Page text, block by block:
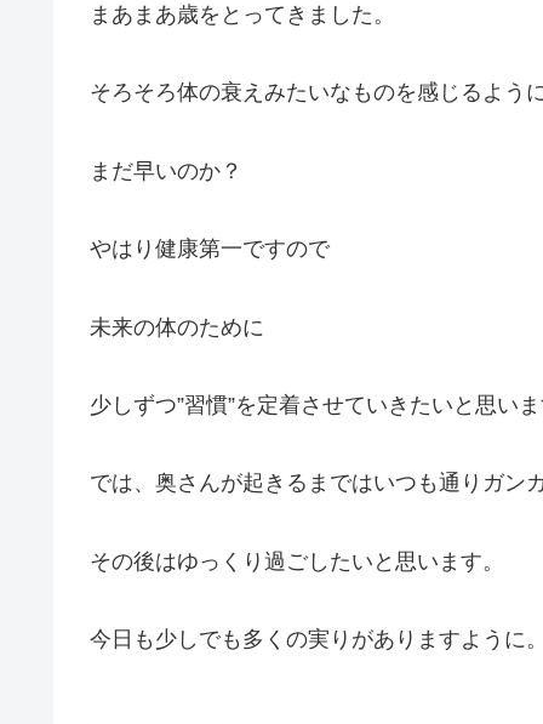
まあまあ歳をとってきました。
そろそろ体の衰えみたいなものを感じるよう
まだ早いのか？
やはり健康第一ですので
未来の体のために
少しずつ”習慣”を定着させていきたいと思いま
では、奥さんが起きるまではいつも通りガン
その後はゆっくり過ごしたいと思います。
今日も少しでも多くの実りがありますように。